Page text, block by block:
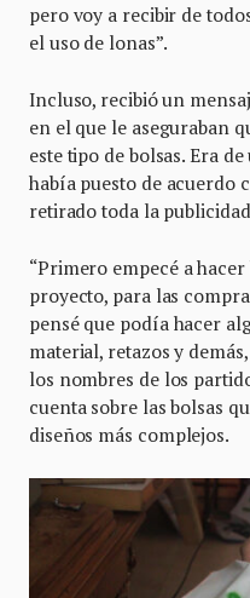
pero voy a recibir de
el uso de lonas”.
Incluso, recibió un
en el que le aseguraban
este tipo de bolsas. Era
había puesto de acuerdo
retirado toda la
“Primero empecé a
proyecto, para las
pensé que podía hacer
material, retazos y
los nombres de los
cuenta sobre las bolsas
diseños más complejos.